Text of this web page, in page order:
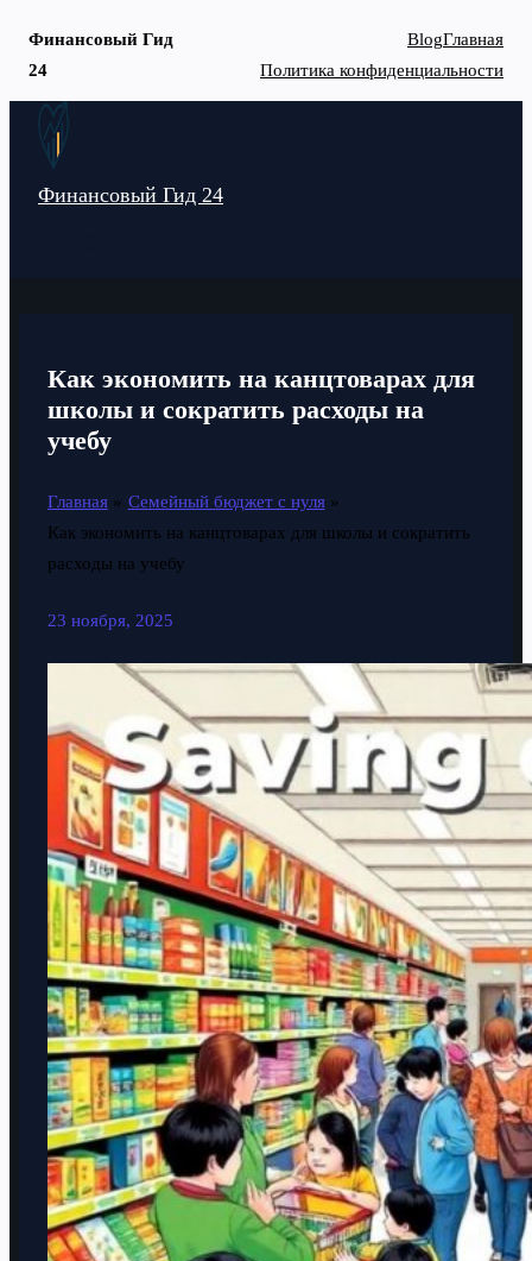
Финансовый Гид
24
BlogГлавная
Политика конфиденциальности
Перейти
Финансовый Гид 24
Как экономить на канцтоварах для
школы и сократить расходы на
учебу
Главная
Семейный бюджет с нуля
Как экономить на канцтоварах для школы и сократить
расходы на учебу
23 ноября, 2025